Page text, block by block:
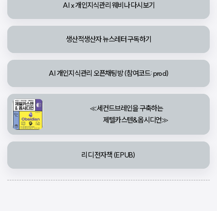
AI x 개인지식관리 웨비나 다시보기
생산적생산자 뉴스레터 구독하기
AI 개인지식관리 오픈채팅방 (참여코드: prod)
≪세컨드브레인을 구축하는
                 제텔카스텐&옵시디언≫
리디 전자책 (EPUB)